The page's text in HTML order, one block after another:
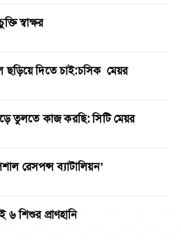
স্বাক্ষর
ছড়িয়ে দিতে চাই:চসিক মেয়র
তুলতে কাজ করছি: সিটি মেয়র
রেসপন্স ব্যাটালিয়ন’
৬ শিশুর প্রাণহানি